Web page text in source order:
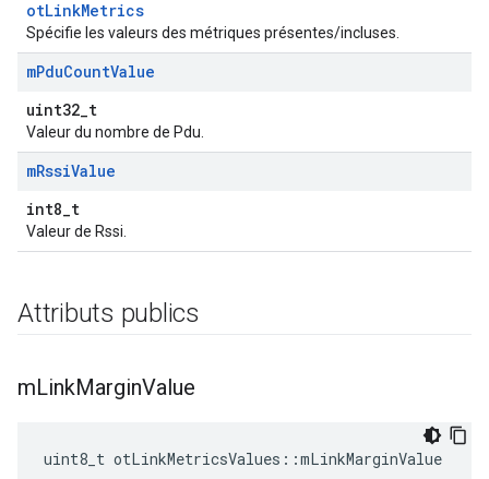
otLinkMetrics
Spécifie les valeurs des métriques présentes/incluses.
mPduCountValue
uint32_t
Valeur du nombre de Pdu.
mRssiValue
int8_t
Valeur de Rssi.
Attributs publics
mLinkMarginValue
uint8_t otLinkMetricsValues ::mLinkMarginValue